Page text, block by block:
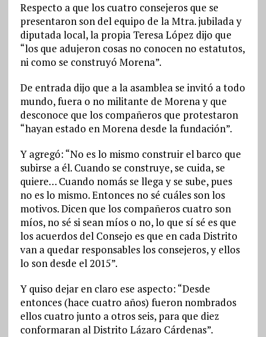
Respecto a que los cuatro consejeros que se
presentaron son del equipo de la Mtra. jubilada y
diputada local, la propia Teresa López dijo que
“los que adujeron cosas no conocen no estatutos,
ni como se construyó Morena”.
De entrada dijo que a la asamblea se invitó a todo
mundo, fuera o no militante de Morena y que
desconoce que los compañeros que protestaron
“hayan estado en Morena desde la fundación”.
Y agregó: “No es lo mismo construir el barco que
subirse a él. Cuando se construye, se cuida, se
quiere… Cuando nomás se llega y se sube, pues
no es lo mismo. Entonces no sé cuáles son los
motivos. Dicen que los compañeros cuatro son
míos, no sé si sean míos o no, lo que sí sé es que
los acuerdos del Consejo es que en cada Distrito
van a quedar responsables los consejeros, y ellos
lo son desde el 2015”.
Y quiso dejar en claro ese aspecto: “Desde
entonces (hace cuatro años) fueron nombrados
ellos cuatro junto a otros seis, para que diez
conformaran al Distrito Lázaro Cárdenas”.